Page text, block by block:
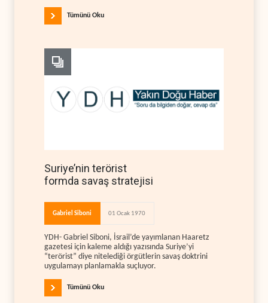
Tümünü Oku
Suriye’nin terörist
formda savaş stratejisi
Gabriel Siboni 01 Ocak 1970
YDH- Gabriel Siboni, İsrail’de yayımlanan Haaretz
gazetesi için kaleme aldığı yazısında Suriye’yi
“terörist” diye nitelediği örgütlerin savaş doktrini
uygulamayı planlamakla suçluyor.
Tümünü Oku